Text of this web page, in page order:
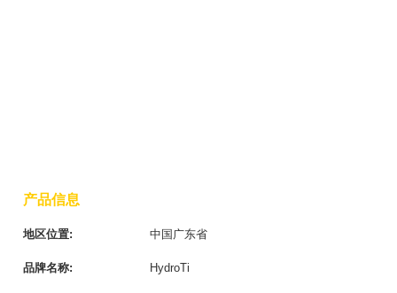
产品信息
地区位置: 中国广东省
品牌名称: HydroTi